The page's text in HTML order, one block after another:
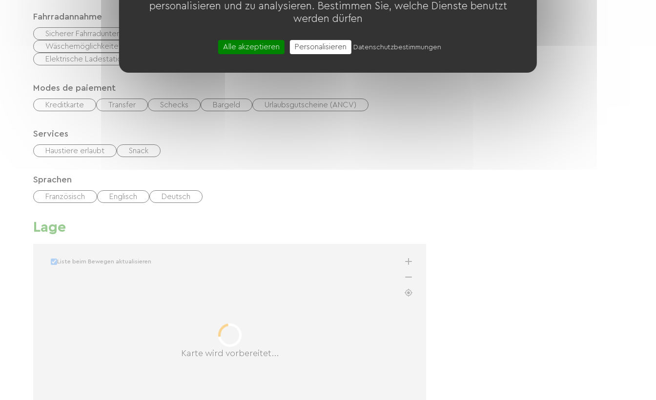
Fahrradannahme
Sicherer Fahrradunterstand
Wäschemöglichkeiten vorhanden (kostenlos oder kostenpflichtig)
Elektrische Ladestation (für E-Bike-Akkus, GPS-Geräte usw.)
Modes de paiement
Kreditkarte Transfer Schecks Bargeld Urlaubsgutscheine (ANCV)
Services
Haustiere erlaubt Snack
Sprachen
Französisch Englisch Deutsch
Lage
Karte wird vorbereitet...
Liste beim Bewegen aktualisieren
personalisieren und zu analysieren. Bestimmen Sie, welche Dienste benutzt
werden dürfen
Alle akzeptieren Personalisieren Datenschutzbestimmungen